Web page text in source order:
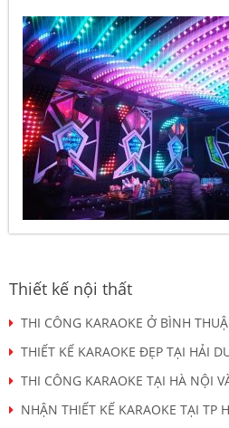
Thiết kế nội thất
THI CÔNG KARAOKE Ở BÌNH
THIẾT KẾ KARAOKE ĐẸP TẠI HẢI
THI CÔNG KARAOKE TẠI HÀ NỘI
NHẬN THIẾT KẾ KARAOKE TẠI TP